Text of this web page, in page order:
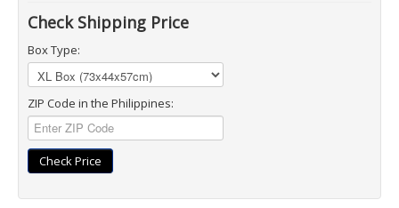
Check Shipping Price
Box Type:
ZIP Code in the Philippines:
Check Price